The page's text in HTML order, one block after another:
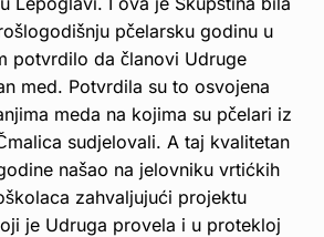
pčelarsku godinu u
potvrdilo da članovi Udruge
med. Potvrdila su to osvojena
meda na kojima su pčelari iz
sudjelovali. A taj kvalitetan
našao na jelovniku vrtićkih
zahvaljujući projektu
je Udruga provela i u protekloj